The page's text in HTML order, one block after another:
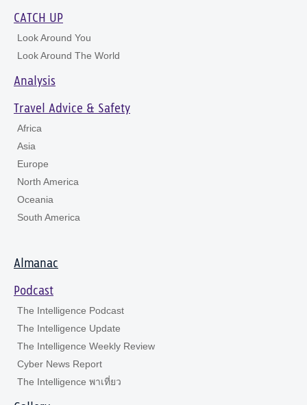
CATCH UP
Look Around You
Look Around The World
Analysis
Travel Advice & Safety
Africa
Asia
Europe
North America
Oceania
South America
Almanac
Podcast
The Intelligence Podcast
The Intelligence Update
The Intelligence Weekly Review
Cyber News Report
The Intelligence พาเที่ยว